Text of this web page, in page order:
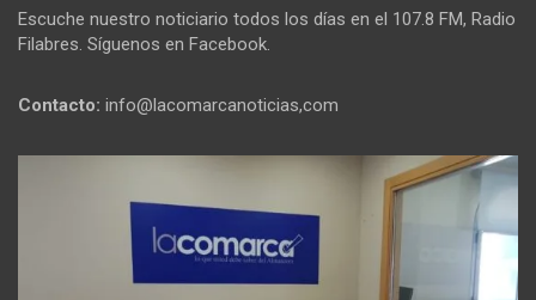
Escuche nuestro noticiario todos los días en el 107.8 FM, Radio
Filabres. Síguenos en Facebook.
Contacto: info@lacomarcanoticias,com